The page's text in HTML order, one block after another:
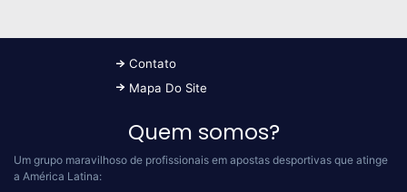
Contato
Mapa Do Site
Quem somos?
Um grupo maravilhoso de profissionais em apostas desportivas que atinge
a América Latina: